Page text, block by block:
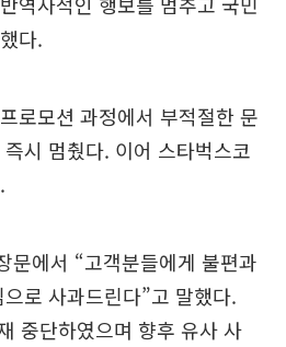
다.
로모션 과정에서 부적절한 문
시 멈췄다. 이어 스타벅스코
문에서 “고객분들에게 불편과
로 사과드린다”고 말했다.
중단하였으며 향후 유사 사